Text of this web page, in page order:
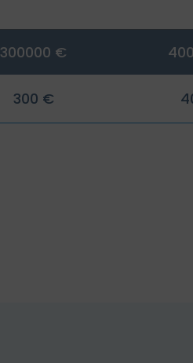
300000 €
300 €